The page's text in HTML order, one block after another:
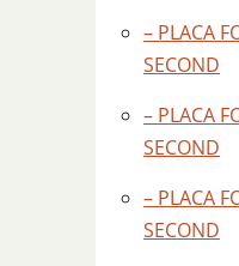
– PLACA
SECOND
– PLACA
SECOND
– PLACA
SECOND